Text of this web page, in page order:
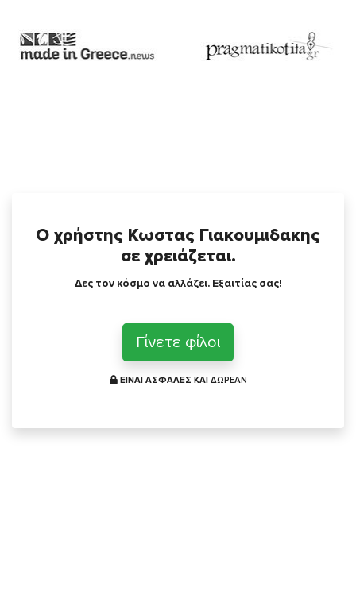
Ο χρήστης Κωστας Γιακουμιδακης
σε χρειάζεται.
Δες τον κόσμο να αλλάζει. Εξαιτίας σας!
Γίνετε φίλοι
ΕΙΝΑΙ ΑΣΦΑΛΕΣ ΚΑΙ ΔΩΡΕΑΝ